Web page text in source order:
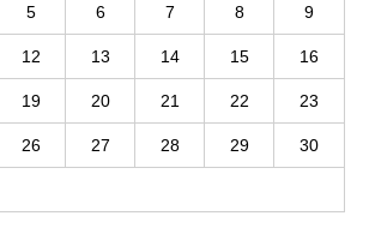
5 6 7 8 9
12 13 14 15 16
19 20 21 22 23
26 27 28 29 30